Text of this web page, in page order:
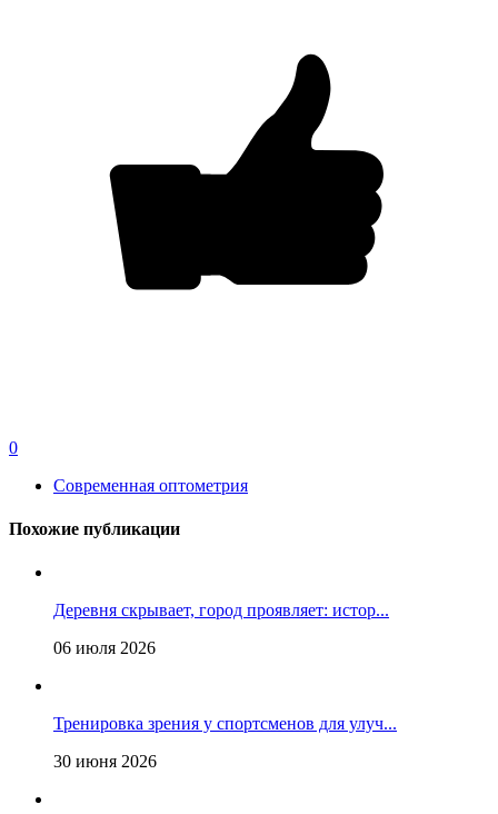
0
Современная оптометрия
Похожие публикации
Деревня скрывает, город проявляет: истор...
06 июля 2026
Тренировка зрения у спортсменов для улуч...
30 июня 2026